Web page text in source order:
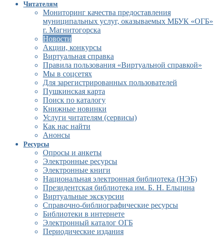
Читателям
Мониторинг качества предоставления
муниципальных услуг, оказываемых МБУК «ОГБ»
г. Магнитогорска
Новости
Акции, конкурсы
Виртуальная справка
Правила пользования «Виртуальной справкой»
Мы в соцсетях
Для зарегистрированных пользователей
Пушкинская карта
Поиск по каталогу
Книжные новинки
Услуги читателям (сервисы)
Как нас найти
Анонсы
Ресурсы
Опросы и анкеты
Электронные ресурсы
Электронные книги
Национальная электронная библиотека (НЭБ)
Президентская библиотека им. Б. Н. Ельцина
Виртуальные экскурсии
Справочно-библиографические ресурсы
Библиотеки в интернете
Электронный каталог ОГБ
Периодические издания